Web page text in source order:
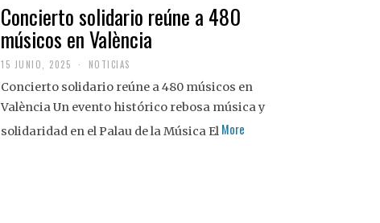
Concierto solidario reúne a 480
músicos en València
15 JUNIO, 2025 NOTICIAS
Concierto solidario reúne a 480 músicos en
València Un evento histórico rebosa música y
solidaridad en el Palau de la Música El More